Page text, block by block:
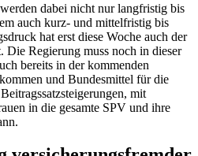
dabei nicht nur langfristig bis
auch kurz- und mittelfristig bis
hat erst diese Woche auch der
Die Regierung muss noch in dieser
bereits in der kommenden
und Bundesmittel für die
mit
in die gesamte SPV und ihre